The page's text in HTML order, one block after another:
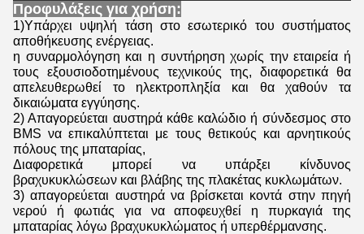
Προφυλάξεις για χρήση:
1)Υπάρχει υψηλή τάση στο εσωτερικό του συστήματος
αποθήκευσης ενέργειας.
η συναρμολόγηση και η συντήρηση χωρίς την εταιρεία ή
τους εξουσιοδοτημένους τεχνικούς της, διαφορετικά θα
απελευθερωθεί το ηλεκτροπληξία και θα χαθούν τα
δικαιώματα εγγύησης.
2) Απαγορεύεται αυστηρά κάθε καλώδιο ή σύνδεσμος στο
BMS να επικαλύπτεται με τους θετικούς και αρνητικούς
πόλους της μπαταρίας,
Διαφορετικά μπορεί να υπάρξει κίνδυνος
βραχυκυκλώσεων και βλάβης της πλακέτας κυκλωμάτων.
3) απαγορεύεται αυστηρά να βρίσκεται κοντά στην πηγή
νερού ή φωτιάς για να αποφευχθεί η πυρκαγιά της
μπαταρίας λόγω βραχυκυκλώματος ή υπερθέρμανσης.